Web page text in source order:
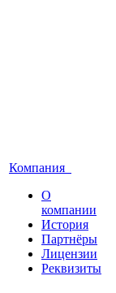
Компания
О
компании
История
Партнёры
Лицензии
Реквизиты